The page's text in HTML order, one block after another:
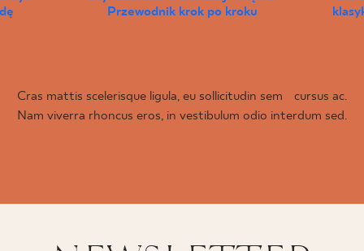
Przewodnik krok po kroku
Cras mattis scelerisque ligula, eu sollicitudin sem cursus ac.
Nam viverra rhoncus eros, in vestibulum odio interdum sed.